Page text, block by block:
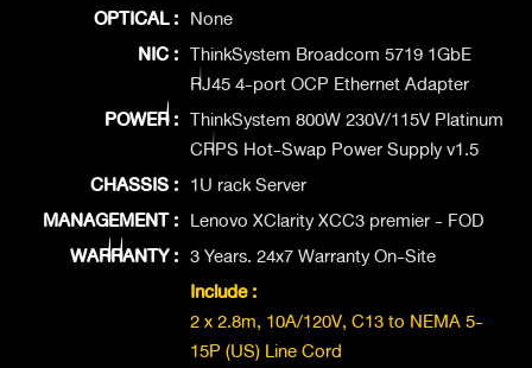
OPTICAL : None
NIC : ThinkSystem Broadcom 5719 1GbE
RJ45 4-port OCP Ethernet Adapter
POWER : ThinkSystem 800W 230V/115V Platinum
CRPS Hot-Swap Power Supply v1.5
CHASSIS : 1U rack Server
MANAGEMENT : Lenovo XClarity XCC3 premier - FOD
WARRANTY : 3 Years. 24x7 Warranty On-Site
Include :
2 x 2.8m, 10A/120V, C13 to NEMA 5-
15P (US) Line Cord